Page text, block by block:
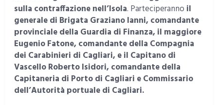
sulla contraffazione nell’Isola. Parteciperanno il
generale di Brigata Graziano Ianni, comandante
provinciale della Guardia di Finanza, il maggiore
Eugenio Fatone, comandante della Compagnia
dei Carabinieri di Cagliari, e il Capitano di
Vascello Roberto Isidori, comandante della
Capitaneria di Porto di Cagliari e Commissario
dell’Autorità portuale di Cagliari.